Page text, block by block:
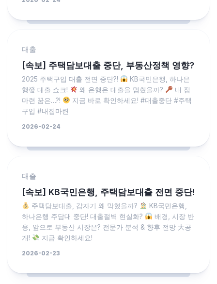
대출
[속보] 주택담보대출 중단, 부동산정책 영향?
2025 주택구입 대출 전면 중단?!
KB국민은행, 하나은
행發 대출 쇼크!
왜 은행은 대출을 멈췄을까?
내 집
마련 꿈은…?!
지금 바로 확인하세요! #대출중단 #주택
구입 #내집마련
2026-02-24
대출
[속보] KB국민은행, 주택담보대출 전면 중단!
주택담보대출, 갑자기 왜 막혔을까?
KB국민은행,
하나은행 주담대 중단! 대출절벽 현실화?
배경, 시장 반
응, 앞으로 부동산 시장은? 전문가 분석 & 향후 전망 大공
개!
지금 확인하세요!
2026-02-23